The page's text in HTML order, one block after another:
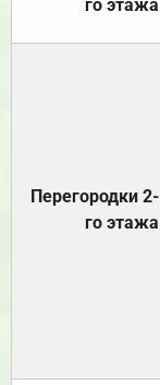
го этажа
Перегородки 2-
го этажа